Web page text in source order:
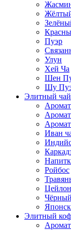
Пуэр
Улун
Хей Ча
Шен
Шу
Элитный чай
Иван
Ройбос
Элитный